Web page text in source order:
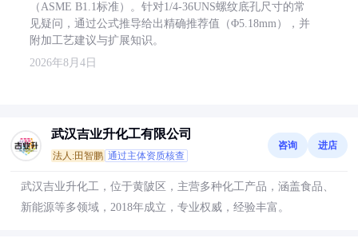
（ASME B1.1标准）。针对1/4-36UNS螺纹底孔尺寸的常
见疑问，通过公式推导给出精确推荐值（Φ5.18mm），并
附加工艺建议与扩展知识。
2026年8月4日
武汉吉业升化工有限公司
法人:田智鹏 通过主体资质核查
咨询 进店
武汉吉业升化工，位于黄陂区，主营多种化工产品，涵盖食品、
新能源等多领域，2018年成立，专业权威，经验丰富。